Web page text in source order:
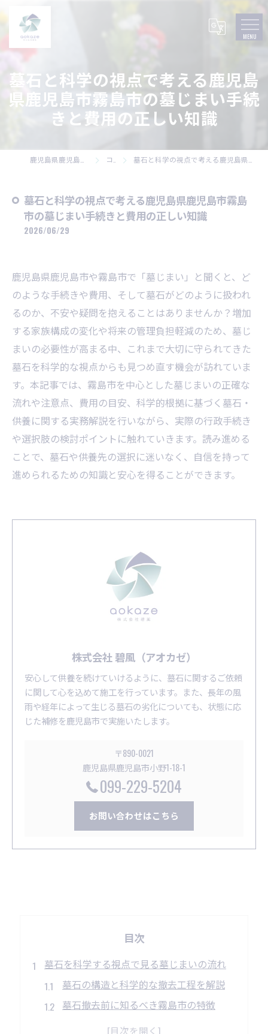
墓石と科学の視点で考える鹿児島
県鹿児島市霧島市の墓じまい手続
きと費用の正しい知識
コラム 墓石と科学の視点で考える鹿児島県鹿児島市霧島市の墓じまい手続きと費用の正しい知識
墓石と科学の視点で考える鹿児島県鹿児島市霧島
市の墓じまい手続きと費用の正しい知識
2026/06/29
鹿児島県鹿児島市や霧島市で「墓じまい」と聞くと、ど
のような手続きや費用、そして墓石がどのように扱われ
るのか、不安や疑問を抱えることはありませんか？増加
する家族構成の変化や将来の管理負担軽減のため、墓じ
まいの必要性が高まる中、これまで大切に守られてきた
墓石を科学的な視点からも見つめ直す機会が訪れていま
す。本記事では、霧島市を中心とした墓じまいの正確な
流れや注意点、費用の目安、科学的根拠に基づく墓石・
供養に関する実務解説を行いながら、実際の行政手続き
や選択肢の検討ポイントに触れていきます。読み進める
ことで、墓石や供養先の選択に迷いなく、自信を持って
進められるための知識と安心を得ることができます。
株式会社 碧風（アオカゼ）
安心して供養を続けていけるように、墓石に関するご依頼
に関して心を込めて施工を行っています。また、長年の風
雨や経年によって生じる墓石の劣化についても、状態に応
じた補修を鹿児島市で実施いたします。
〒890-0021
鹿児島県鹿児島市小野1-18-1
099-229-5204
お問い合わせはこちら
目次
墓石を科学する視点で見る墓じまいの流れ
墓石の構造と科学的な撤去工程を解説
墓石撤去前に知るべき霧島市の特徴
墓石の耐久性から考える墓じまいの準備